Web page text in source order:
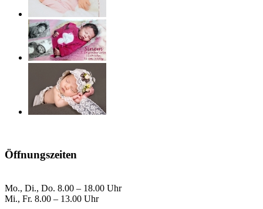
Öffnungszeiten
Mo., Di., Do. 8.00 – 18.00 Uhr
Mi., Fr. 8.00 – 13.00 Uhr